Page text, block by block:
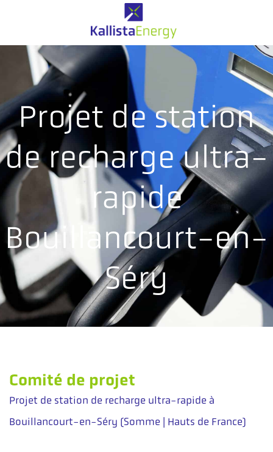
Projet de station
de recharge ultra-
rapide
Bouillancourt-en-
Séry
Comité de projet
Projet de station de recharge ultra-rapide à
Bouillancourt-en-Séry (Somme | Hauts de France)